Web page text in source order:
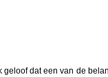
geloof dat een van de